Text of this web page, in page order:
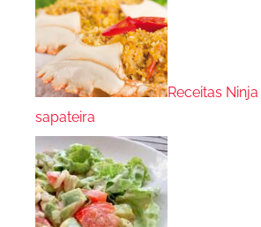
Receitas
sapateira